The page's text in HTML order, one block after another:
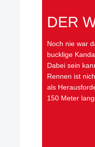
DER
Noch nie war
bucklige
Dabei sein
Rennen ist
als
150 Meter